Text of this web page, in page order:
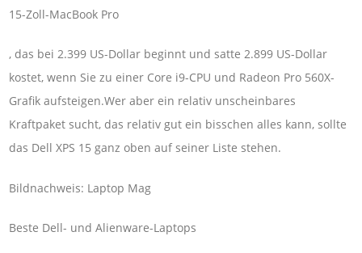
15-Zoll-MacBook Pro
, das bei 2.399 US-Dollar beginnt und satte 2.899 US-Dollar
kostet, wenn Sie zu einer Core i9-CPU und Radeon Pro 560X-
Grafik aufsteigen.Wer aber ein relativ unscheinbares
Kraftpaket sucht, das relativ gut ein bisschen alles kann, sollte
das Dell XPS 15 ganz oben auf seiner Liste stehen.
Bildnachweis: Laptop Mag
Beste Dell- und Alienware-Laptops